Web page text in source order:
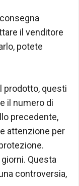
il venditore
potete
prodotto, questi
il numero di
precedente,
attenzione per
Questa
controversia,